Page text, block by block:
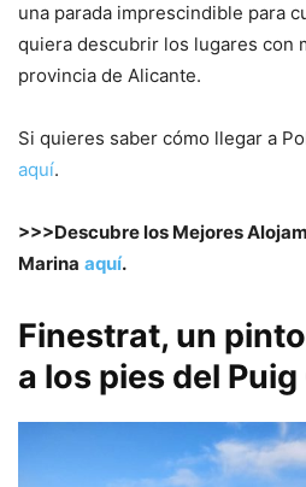
una parada imprescindible para
quiera descubrir los lugares con
provincia de Alicante.
Si quieres saber cómo llegar a
aquí.
>>>Descubre los Mejores
Marina aquí.
Finestrat, un
a los pies del